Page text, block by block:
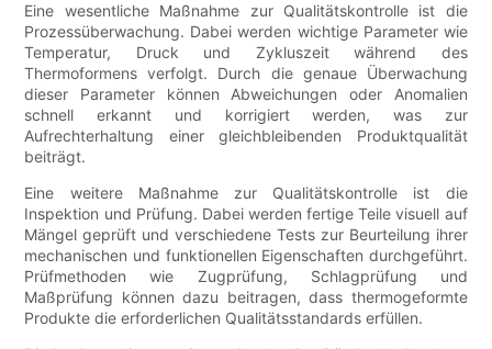
Eine wesentliche Maßnahme zur Qualitätskontrolle ist die
Prozessüberwachung. Dabei werden wichtige Parameter wie
Temperatur, Druck und Zykluszeit während des
Thermoformens verfolgt. Durch die genaue Überwachung
dieser Parameter können Abweichungen oder Anomalien
schnell erkannt und korrigiert werden, was zur
Aufrechterhaltung einer gleichbleibenden Produktqualität
beiträgt.
Eine weitere Maßnahme zur Qualitätskontrolle ist die
Inspektion und Prüfung. Dabei werden fertige Teile visuell auf
Mängel geprüft und verschiedene Tests zur Beurteilung ihrer
mechanischen und funktionellen Eigenschaften durchgeführt.
Prüfmethoden wie Zugprüfung, Schlagprüfung und
Maßprüfung können dazu beitragen, dass thermogeformte
Produkte die erforderlichen Qualitätsstandards erfüllen.